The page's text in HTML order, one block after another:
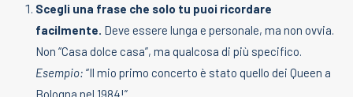
Scegli una frase che solo tu puoi ricordare
facilmente. Deve essere lunga e personale, ma non ovvia.
Non “Casa dolce casa”, ma qualcosa di più specifico.
Esempio: “Il mio primo concerto è stato quello dei Queen a
Bologna nel 1984!”